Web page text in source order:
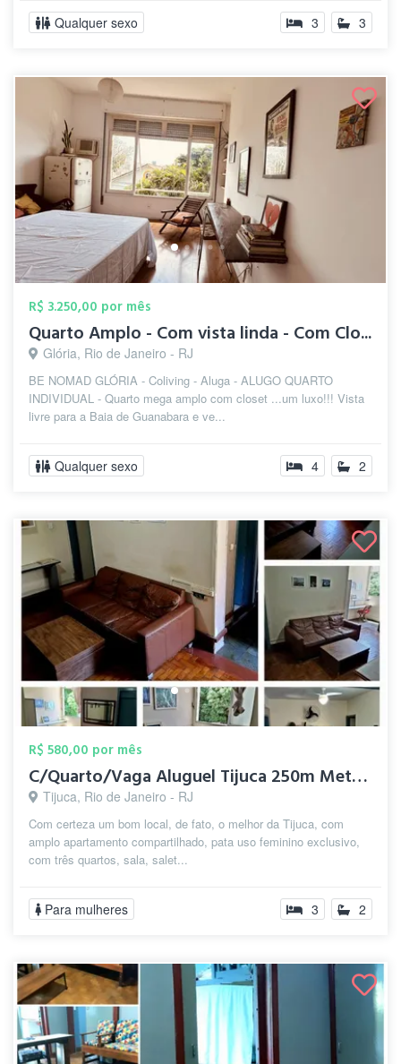
Qualquer sexo 3 3
R$ 3.250,00 por mês
Quarto Amplo - Com vista linda - Com Clo...
Glória, Rio de Janeiro - RJ
BE NOMAD GLÓRIA - Coliving - Aluga - ALUGO QUARTO
INDIVIDUAL - Quarto mega amplo com closet ...um luxo!!! Vista
livre para a Baia de Guanabara e ve...
Qualquer sexo 4 2
R$ 580,00 por mês
C/Quarto/Vaga Aluguel Tijuca 250m Metrô ...
Tijuca, Rio de Janeiro - RJ
Com certeza um bom local, de fato, o melhor da Tijuca, com
amplo apartamento compartilhado, pata uso feminino exclusivo,
com três quartos, sala, salet...
Para mulheres 3 2